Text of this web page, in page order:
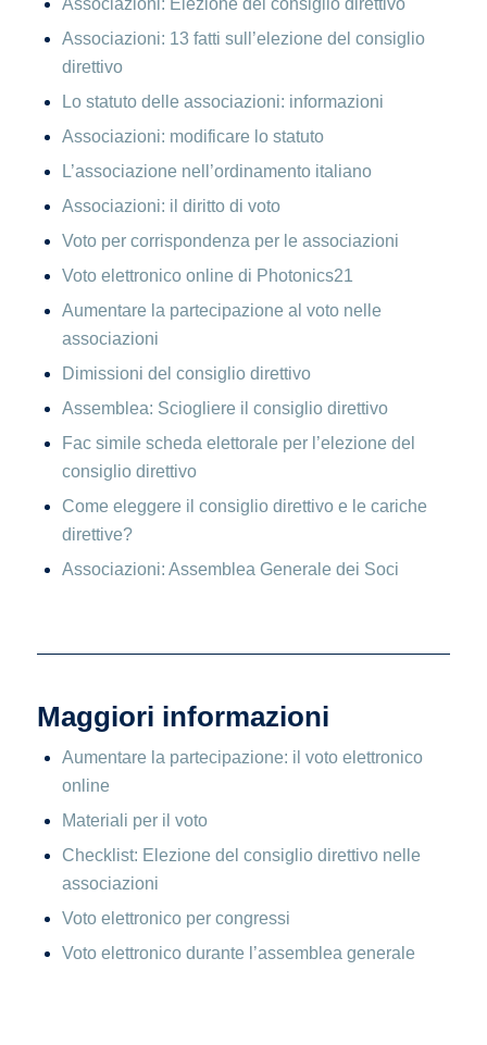
Associazioni: 13 fatti sull’elezione del consiglio
direttivo
Lo statuto delle associazioni: informazioni
Associazioni: modificare lo statuto
L’associazione nell’ordinamento italiano
Associazioni: il diritto di voto
Voto per corrispondenza per le associazioni
Voto elettronico online di Photonics21
Aumentare la partecipazione al voto nelle
associazioni
Dimissioni del consiglio direttivo
Assemblea: Sciogliere il consiglio direttivo
Fac simile scheda elettorale per l’elezione del
consiglio direttivo
Come eleggere il consiglio direttivo e le cariche
direttive?
Associazioni: Assemblea Generale dei Soci
Maggiori informazioni
Aumentare la partecipazione: il voto elettronico
online
Materiali per il voto
Checklist: Elezione del consiglio direttivo nelle
associazioni
Voto elettronico per congressi
Voto elettronico durante l’assemblea generale